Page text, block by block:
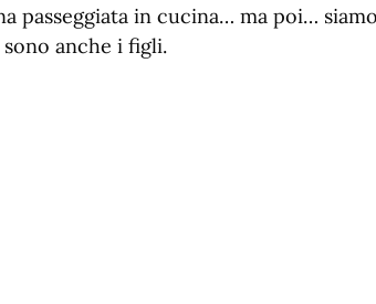
passeggiata in cucina… ma poi…
anche i figli.